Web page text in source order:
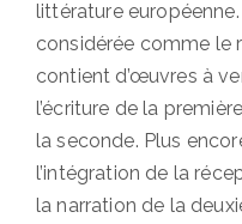
littérature
considérée comme le
contient d’œuvres à
l’écriture de la
la seconde. Plus
l’intégration de la
la narration de la